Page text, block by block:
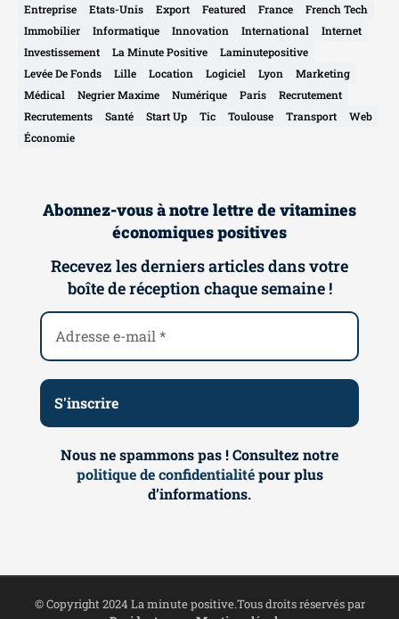
Entreprise
Etats-Unis Export Featured France
French Tech
Immobilier
Informatique Innovation International
Internet
Investissement
La Minute Positive
Laminutepositive
Levée De Fonds
Lille Location Logiciel Lyon
Marketing
Médical
Negrier Maxime Numérique Paris
Recrutement
Recrutements
Santé Start Up Tic Toulouse Transport
Web
Économie
Abonnez-vous à notre lettre de vitamines
économiques positives
Recevez les derniers articles dans votre
boîte de réception chaque semaine !
Nous ne spammons pas ! Consultez notre
politique de confidentialitépour plus
d’informations.
© Copyright 2024 La minute positive.Tous droits réservés par